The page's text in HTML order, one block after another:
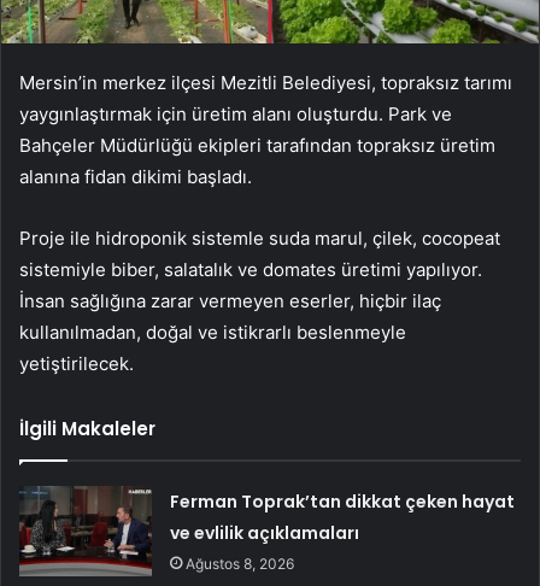
Mersin’in merkez ilçesi Mezitli Belediyesi, topraksız tarımı
yaygınlaştırmak için üretim alanı oluşturdu. Park ve
Bahçeler Müdürlüğü ekipleri tarafından topraksız üretim
alanına fidan dikimi başladı.
Proje ile hidroponik sistemle suda marul, çilek, cocopeat
sistemiyle biber, salatalık ve domates üretimi yapılıyor.
İnsan sağlığına zarar vermeyen eserler, hiçbir ilaç
kullanılmadan, doğal ve istikrarlı beslenmeyle
yetiştirilecek.
İlgili Makaleler
Ferman Toprak’tan dikkat çeken hayat
ve evlilik açıklamaları
Ağustos 8, 2026